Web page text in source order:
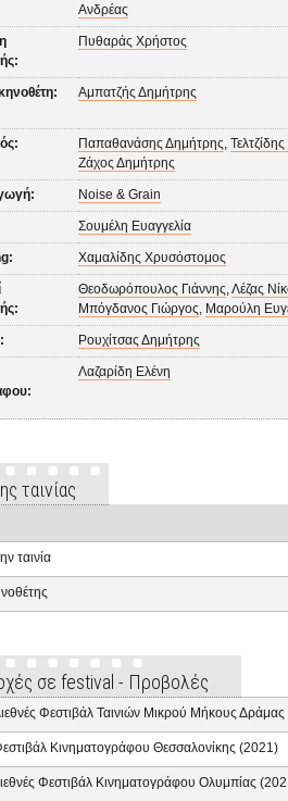
Ανδρέας
Πυθαράς Χρήστος
Αμπατζής Δημήτρης
Παπαθανάσης Δημήτρης,
Ζάχος Δημήτρης
Noise & Grain
Σουμέλη Ευαγγελία
Χαμαλίδης Χρυσόστομος
Θεοδωρόπουλος Γιάννης,Λέζας
Μπόγδανος Γιώργος, Μαρούλη
Ρουχίτσας Δημήτρης
Λαζαρίδη Ελένη
ταινίας
ταινία
σε festival - Προβολές
Φεστιβάλ Ταινιών Μικρού Μήκους
Κινηματογράφου Θεσσαλονίκης (2021)
Φεστιβάλ Κινηματογράφου Ολυμπίας